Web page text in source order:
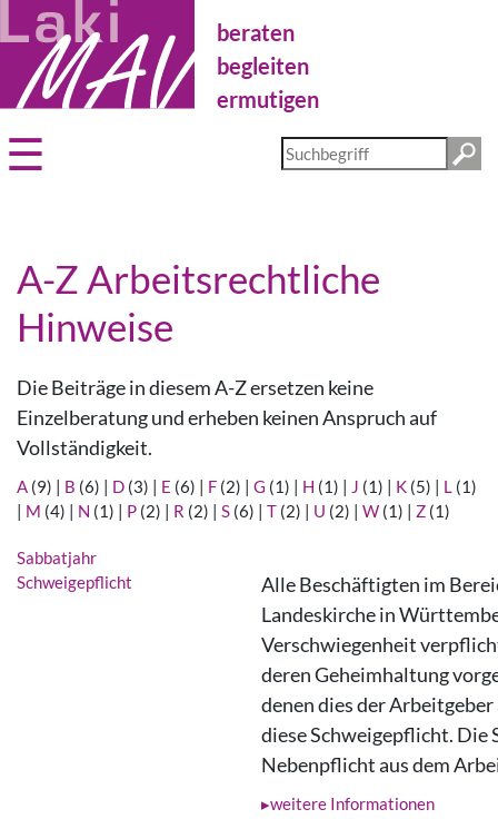
Direkt
zum
Inhalt
beraten
begleiten
ermutigen
Diese
Website
A-Z Arbeitsrechtliche
Hinweise
Die Beiträge in diesem A-Z ersetzen keine
Einzelberatung und erheben keinen Anspruch auf
Vollständigkeit.
A (9) | B (6) | D (3) | E (6) | F (2) | G (1) | H (1) | J (1) | K (5) | L (1)
| M (4) | N (1) | P (2) | R (2) | S (6) | T (2) | U (2) | W (1) | Z (1)
Sabbatjahr
Schweigepflicht
Alle Beschäftigten im
Landeskirche in
Verschwiegenheit
deren Geheimhaltung
denen dies der
diese Schweigepflicht. Die
Nebenpflicht aus dem
weitere Informationen